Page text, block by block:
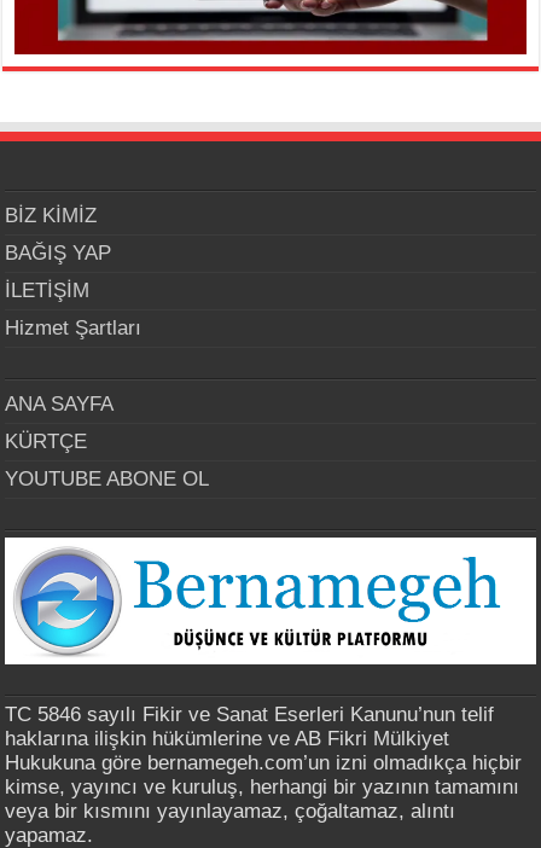
BİZ KİMİZ
BAĞIŞ YAP
İLETİŞİM
Hizmet Şartları
ANA SAYFA
KÜRTÇE
YOUTUBE ABONE OL
TC 5846 sayılı Fikir ve Sanat Eserleri Kanunu’nun telif
haklarına ilişkin hükümlerine ve AB Fikri Mülkiyet
Hukukuna göre bernamegeh.com’un izni olmadıkça hiçbir
kimse, yayıncı ve kuruluş, herhangi bir yazının tamamını
veya bir kısmını yayınlayamaz, çoğaltamaz, alıntı
yapamaz.